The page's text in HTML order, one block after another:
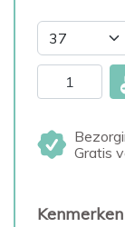
Gratis
Kenmerken